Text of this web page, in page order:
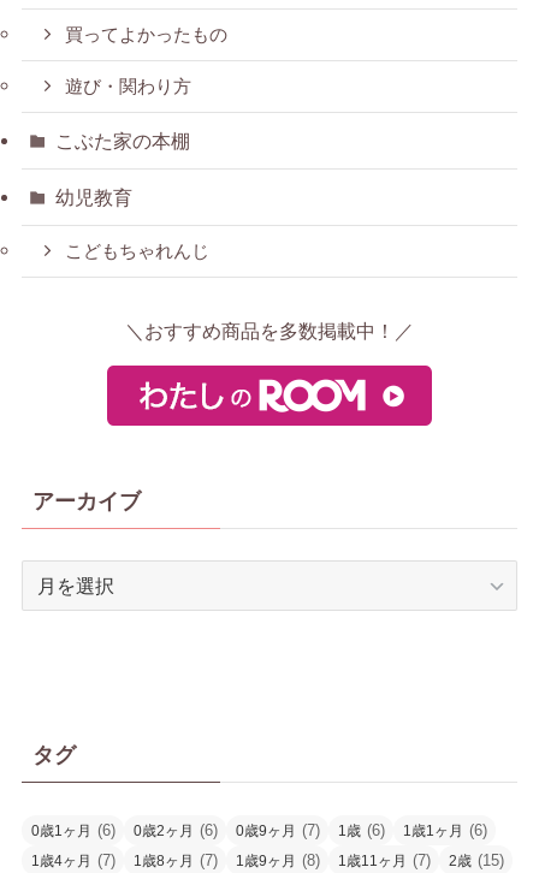
買ってよかったもの
遊び・関わり方
こぶた家の本棚
幼児教育
こどもちゃれんじ
＼おすすめ商品を多数掲載中！／
アーカイブ
タグ
0歳1ヶ月 (6) 0歳2ヶ月 (6) 0歳9ヶ月 (7) 1歳 (6) 1歳1ヶ月 (6)
1歳4ヶ月 (7) 1歳8ヶ月 (7) 1歳9ヶ月 (8) 1歳11ヶ月 (7) 2歳 (15)